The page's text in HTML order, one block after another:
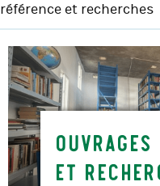
référence et recherches
et